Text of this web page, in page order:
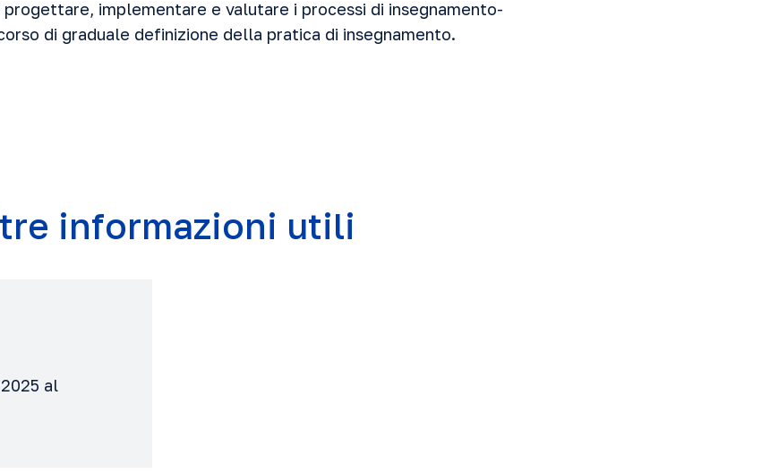
implementare e valutare i processi di insegnamento-
di graduale definizione della pratica di insegnamento.
informazioni utili
al